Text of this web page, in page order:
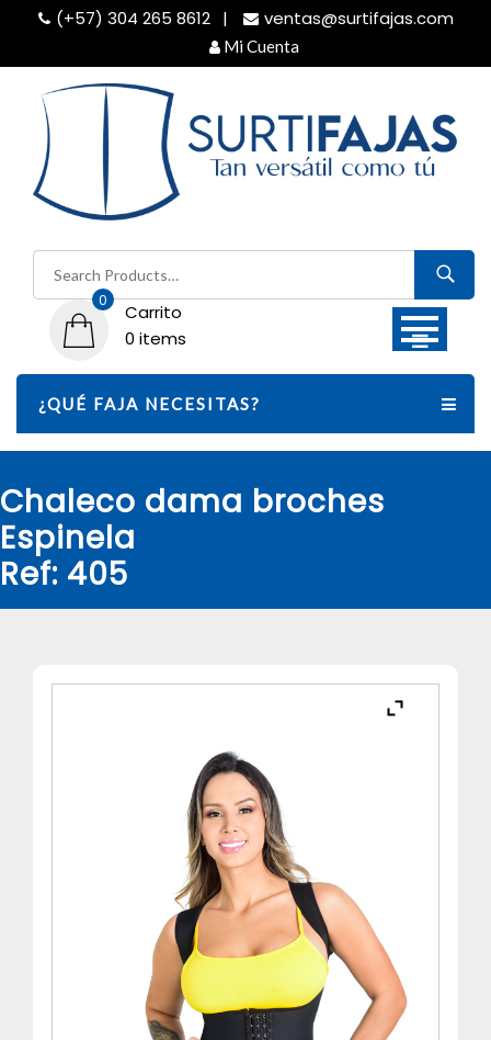
content
(+57) 304 265 8612 ventas@surtifajas.com
Mi Cuenta
Buscar
por:
0
Carrito
0 items
¿QUÉ FAJA NECESITAS?
Chaleco dama broches
Espinela
Ref: 405